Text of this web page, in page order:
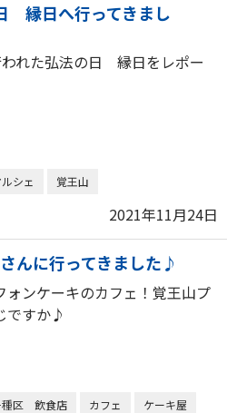
縁日へ行ってきまし
れた弘法の日 縁日をレポー
シェ 覚王山
2021年11月24日
んに行ってきました♪
ォンケーキのカフェ！覚王山プ
ですか♪
種区 飲食店 カフェ
ケーキ屋